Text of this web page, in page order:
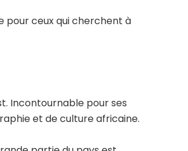
pour ceux qui cherchent à
Incontournable pour ses
et de culture africaine.